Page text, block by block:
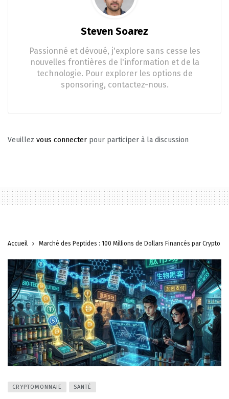
Steven Soarez
Passionné et dévoué, j'explore sans cesse les
nouvelles frontières de l'information et de la
technologie. Pour explorer les options de
sponsoring, contactez-nous.
Veuillez vous connecter pour participer à la discussion
Accueil Marché des Peptides : 100 Millions de Dollars Financés par Crypto
CRYPTOMONNAIE SANTÉ